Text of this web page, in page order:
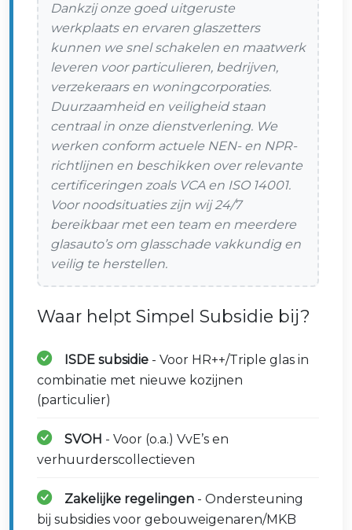
Dankzij onze goed uitgeruste
werkplaats en ervaren glaszetters
kunnen we snel schakelen en maatwerk
leveren voor particulieren, bedrijven,
verzekeraars en woningcorporaties.
Duurzaamheid en veiligheid staan
centraal in onze dienstverlening. We
werken conform actuele NEN- en NPR-
richtlijnen en beschikken over relevante
certificeringen zoals VCA en ISO 14001.
Voor noodsituaties zijn wij 24/7
bereikbaar met een team en meerdere
glasauto’s om glasschade vakkundig en
veilig te herstellen.
Waar helpt Simpel Subsidie bij?
ISDE subsidie - Voor HR++/Triple glas in
combinatie met nieuwe kozijnen
(particulier)
SVOH - Voor (o.a.) VvE’s en
verhuurderscollectieven
Zakelijke regelingen - Ondersteuning
bij subsidies voor gebouweigenaren/MKB